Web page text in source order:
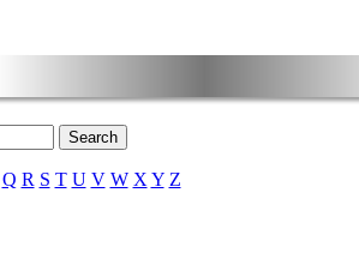
Q R S T U V W X Y Z